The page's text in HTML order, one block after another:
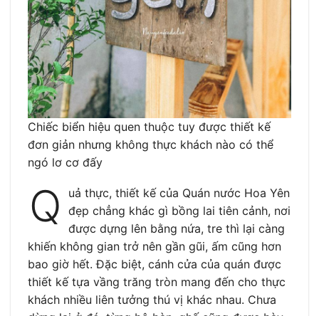
Chiếc biển hiệu quen thuộc tuy được thiết kế
đơn giản nhưng không thực khách nào có thể
ngó lơ cơ đấy
Q
uả thực, thiết kế của Quán nước Hoa Yên
đẹp chẳng khác gì bồng lai tiên cảnh, nơi
được dựng lên bằng nứa, tre thì lại càng
khiến không gian trở nên gần gũi, ấm cũng hơn
bao giờ hết. Đặc biệt, cánh cửa của quán được
thiết kế tựa vầng trăng tròn mang đến cho thực
khách nhiều liên tưởng thú vị khác nhau. Chưa